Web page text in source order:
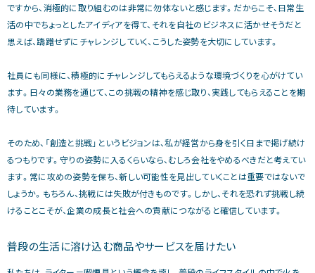
ですから、消極的に取り組むのは非常に勿体ないと感じます。だからこそ、日常生
活の中でちょっとしたアイディアを得て、それを自社のビジネスに活かせそうだと
思えば、躊躇せずにチャレンジしていく、こうした姿勢を大切にしています。
社員にも同様に、積極的にチャレンジしてもらえるような環境づくりを心がけてい
ます。日々の業務を通じて、この挑戦の精神を感じ取り、実践してもらえることを期
待しています。
そのため、「創造と挑戦」というビジョンは、私が経営から身を引く日まで掲げ続け
るつもりです。守りの姿勢に入るくらいなら、むしろ会社をやめるべきだと考えてい
ます。常に攻めの姿勢を保ち、新しい可能性を見出していくことは重要ではないで
しょうか。もちろん、挑戦には失敗が付きものです。しかし、それを恐れず挑戦し続
けることこそが、企業の成長と社会への貢献につながると確信しています。
普段の生活に溶け込む商品やサービスを届けたい